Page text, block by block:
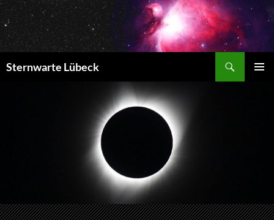
Zum
Inhalt
springen
Sternwarte Lübeck